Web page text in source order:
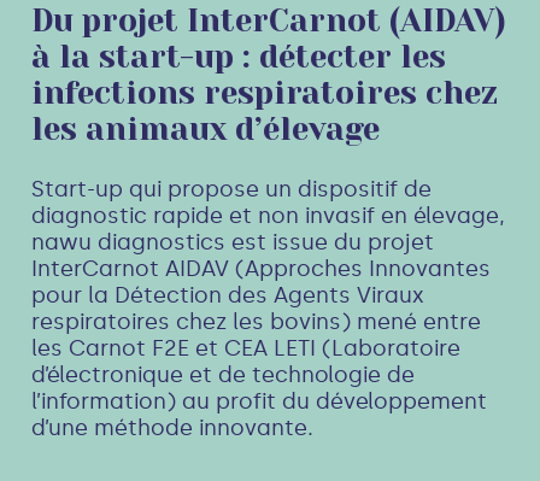
Du projet InterCarnot (AIDAV)
à la start-up : détecter les
infections respiratoires chez
les animaux d’élevage
Start-up qui propose un dispositif de
diagnostic rapide et non invasif en élevage,
nawu diagnostics est issue du projet
InterCarnot AIDAV (Approches Innovantes
pour la Détection des Agents Viraux
respiratoires chez les bovins) mené entre
les Carnot F2E et CEA LETI (Laboratoire
d’électronique et de technologie de
l’information) au profit du développement
d’une méthode innovante.